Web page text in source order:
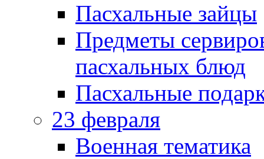
Пасхальные зайцы
Предметы
пасхальных блюд
Пасхальные
23 февраля
Военная тематика